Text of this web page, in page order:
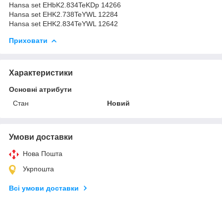
Hansa set EHbK2.834TeKDp 14266
Hansa set EHK2.738TeYWL 12284
Hansa set EHK2.834TeYWL 12642
Приховати
Характеристики
Основні атрибути
Стан
Новий
Умови доставки
Нова Пошта
Укрпошта
Всі умови доставки